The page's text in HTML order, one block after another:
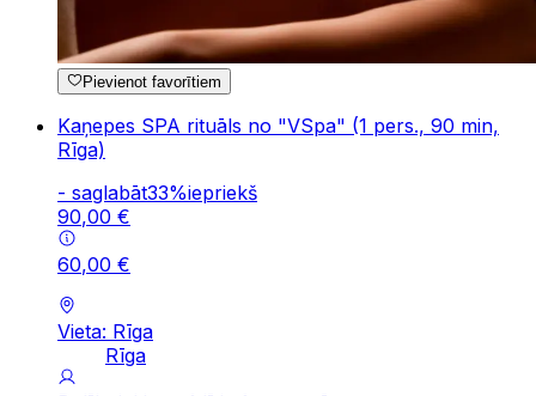
Pievienot favorītiem
Kaņepes SPA rituāls no "VSpa" (1 pers., 90 min,
Rīga)
- saglabāt33%iepriekš
90,00 €
60,00 €
Vieta: Rīga
Rīga